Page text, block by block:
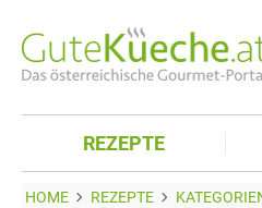
REZEPTE
HOME REZEPTE